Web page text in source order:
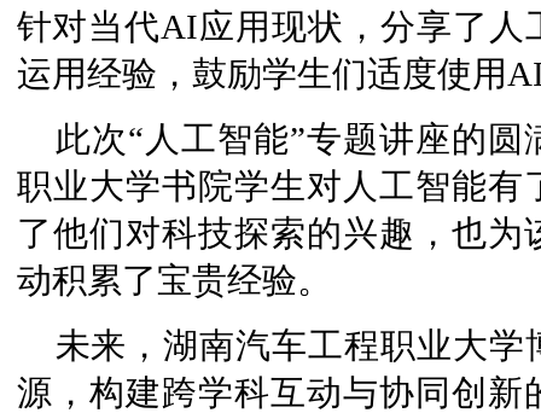
针对当代AI应用现状，分享了
运用经验，鼓励学生们适度使用
此次“人工智能”专题讲座的
职业大学书院学生对人工智能
了他们对科技探索的兴趣，也
动积累了宝贵经验。
未来，湖南汽车工程职业大
源，构建跨学科互动与协同创